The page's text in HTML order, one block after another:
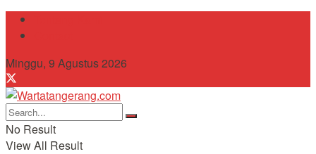
Minggu, 9 Agustus 2026
No Result
View All Result